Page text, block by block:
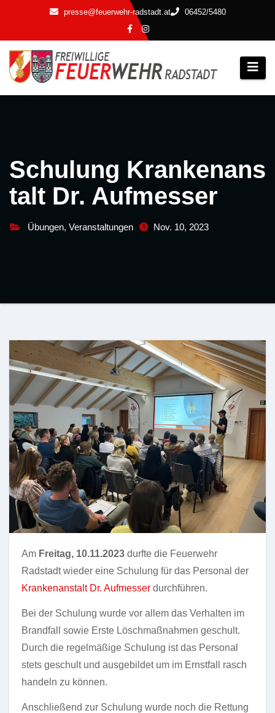
springen
presse@feuerwehr-radstadt.at 06452/5480
Schulung Krankenans
talt Dr. Aufmesser
Übungen, Veranstaltungen Nov. 10, 2023
Am Freitag, 10.11.2023 durfte die Feuerwehr
Radstadt wieder eine Schulung für das Personal der
Krankenanstalt Dr. Aufmesser durchführen.
Bei der Schulung wurde vor allem das Verhalten im
Brandfall sowie Erste Löschmaßnahmen geschult.
Durch die regelmäßige Schulung ist das Personal
stets geschult und ausgebildet um im Ernstfall rasch
handeln zu können.
Anschließend zur Schulung wurde noch die Rettung